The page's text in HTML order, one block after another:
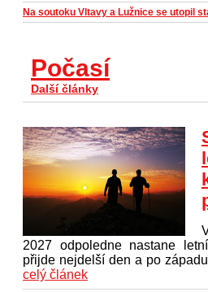
Na soutoku Vltavy a Lužnice se utopil
Počasí
Další články
2027 odpoledne nastane
přijde nejdelší den a po
celý článek